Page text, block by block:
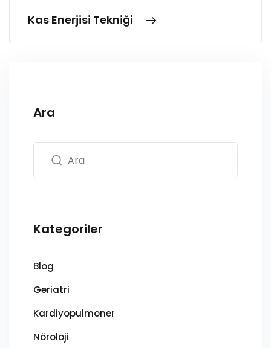
Kas Enerjisi Tekniği
Ara
Kategoriler
Blog
Geriatri
Kardiyopulmoner
Nöroloji